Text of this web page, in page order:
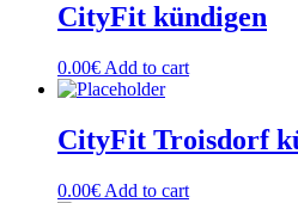
CityFit kündigen
0.00€ Add to cart
CityFit Troisdorf
0.00€ Add to cart